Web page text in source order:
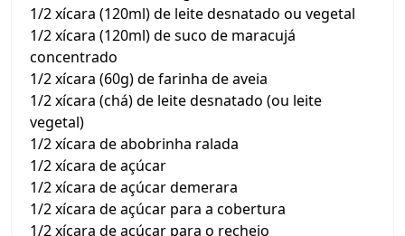
1/2 xícara (120ml) de leite desnatado ou vegetal
1/2 xícara (120ml) de suco de maracujá
concentrado
1/2 xícara (60g) de farinha de aveia
1/2 xícara (chá) de leite desnatado (ou leite
vegetal)
1/2 xícara de abobrinha ralada
1/2 xícara de açúcar
1/2 xícara de açúcar demerara
1/2 xícara de açúcar para a cobertura
1/2 xícara de açúcar para o recheio